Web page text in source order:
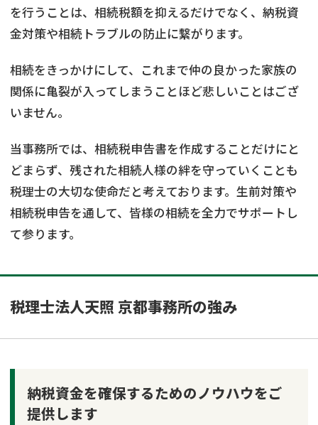
を行うことは、相続税額を抑えるだけでなく、納税資
金対策や相続トラブルの防止に繋がります。
相続をきっかけにして、これまで仲の良かった家族の
関係に亀裂が入ってしまうことほど悲しいことはござ
いません。
当事務所では、相続税申告書を作成することだけにと
どまらず、残された相続人様の絆を守っていくことも
税理士の大切な使命だと考えております。生前対策や
相続税申告を通して、皆様の相続を全力でサポートし
て参ります。
税理士法人天照 京都事務所の強み
納税資金を確保するためのノウハウをご
提供します